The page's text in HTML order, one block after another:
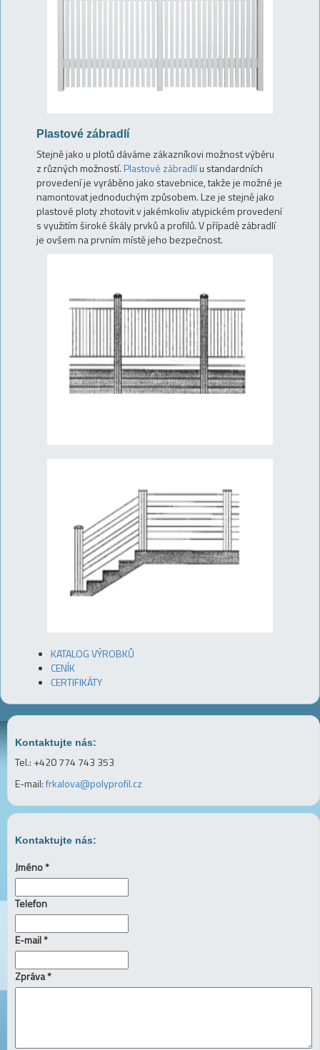
Plastové zábradlí
Stejně jako u plotů dáváme zákazníkovi možnost výběru
z různých možností. Plastové zábradlíu standardních
provedení je vyráběno jako stavebnice, takže je možné je
namontovat jednoduchým způsobem. Lze je stejně jako
plastové ploty zhotovit v jakémkoliv atypickém provedení
s využitím široké škály prvků a profilů. V případě zábradlí
je ovšem na prvním místě jeho bezpečnost.
KATALOG VÝROBKŮ
CENÍK
CERTIFIKÁTY
Kontaktujte nás:
Tel.: +420 774 743 353
E-mail:frkalova@polyprofil.cz
Kontaktujte nás:
Jméno *
Telefon
E-mail *
Zpráva *